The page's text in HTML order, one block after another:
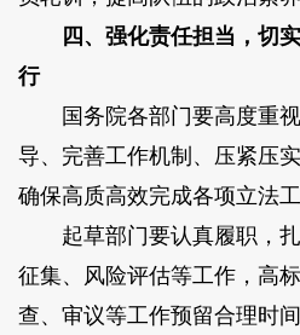
四、强化责任担当，切
行
国务院各部门要高度重视
导、完善工作机制、压紧压
确保高质高效完成各项立法工
起草部门要认真履职，扎
征集、风险评估等工作，高
查、审议等工作预留合理时